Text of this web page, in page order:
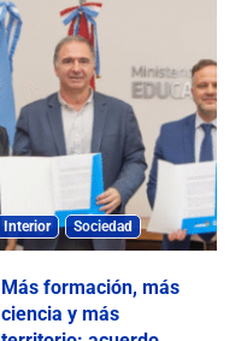
Interior Sociedad
Más formación, más
ciencia y más